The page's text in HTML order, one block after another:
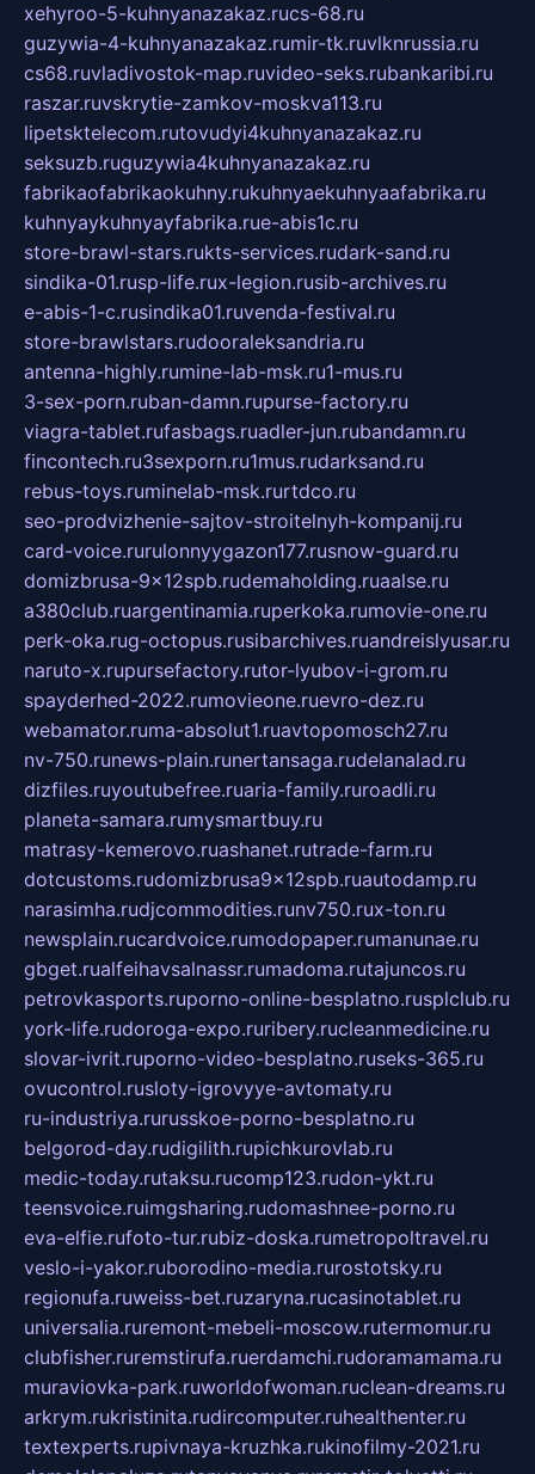
xehyroo-5-kuhnyanazakaz.rucs-68.ru
guzywia-4-kuhnyanazakaz.rumir-tk.ruvlknrussia.ru
cs68.ruvladivostok-map.ruvideo-seks.rubankaribi.ru
raszar.ruvskrytie-zamkov-moskva113.ru
lipetsktelecom.rutovudyi4kuhnyanazakaz.ru
seksuzb.ruguzywia4kuhnyanazakaz.ru
fabrikaofabrikaokuhny.rukuhnyaekuhnyaafabrika.ru
kuhnyaykuhnyayfabrika.rue-abis1c.ru
store-brawl-stars.rukts-services.rudark-sand.ru
sindika-01.rusp-life.rux-legion.rusib-archives.ru
e-abis-1-c.rusindika01.ruvenda-festival.ru
store-brawlstars.rudooraleksandria.ru
antenna-highly.rumine-lab-msk.ru1-mus.ru
3-sex-porn.ruban-damn.rupurse-factory.ru
viagra-tablet.rufasbags.ruadler-jun.rubandamn.ru
fincontech.ru3sexporn.ru1mus.rudarksand.ru
rebus-toys.ruminelab-msk.rurtdco.ru
seo-prodvizhenie-sajtov-stroitelnyh-kompanij.ru
card-voice.rurulonnyygazon177.rusnow-guard.ru
domizbrusa-9x12spb.rudemaholding.ruaalse.ru
a380club.ruargentinamia.ruperkoka.rumovie-one.ru
perk-oka.rug-octopus.rusibarchives.ruandreislyusar.ru
naruto-x.rupursefactory.rutor-lyubov-i-grom.ru
spayderhed-2022.rumovieone.ruevro-dez.ru
webamator.ruma-absolut1.ruavtopomosch27.ru
nv-750.runews-plain.runertansaga.rudelanalad.ru
dizfiles.ruyoutubefree.ruaria-family.ruroadli.ru
planeta-samara.rumysmartbuy.ru
matrasy-kemerovo.ruashanet.rutrade-farm.ru
dotcustoms.rudomizbrusa9x12spb.ruautodamp.ru
narasimha.rudjcommodities.runv750.rux-ton.ru
newsplain.rucardvoice.rumodopaper.rumanunae.ru
gbget.rualfeihavsalnassr.rumadoma.rutajuncos.ru
petrovkasports.ruporno-online-besplatno.rusplclub.ru
york-life.rudoroga-expo.ruribery.rucleanmedicine.ru
slovar-ivrit.ruporno-video-besplatno.ruseks-365.ru
ovucontrol.rusloty-igrovyye-avtomaty.ru
ru-industriya.rurusskoe-porno-besplatno.ru
belgorod-day.rudigilith.rupichkurovlab.ru
medic-today.rutaksu.rucomp123.rudon-ykt.ru
teensvoice.ruimgsharing.rudomashnee-porno.ru
eva-elfie.rufoto-tur.rubiz-doska.rumetropoltravel.ru
veslo-i-yakor.ruborodino-media.rurostotsky.ru
regionufa.ruweiss-bet.ruzaryna.rucasinotablet.ru
universalia.ruremont-mebeli-moscow.rutermomur.ru
clubfisher.ruremstirufa.ruerdamchi.rudoramamama.ru
muraviovka-park.ruworldofwoman.ruclean-dreams.ru
arkrym.rukristinita.rudircomputer.ruhealthenter.ru
textexperts.rupivnaya-kruzhka.rukinofilmy-2021.ru